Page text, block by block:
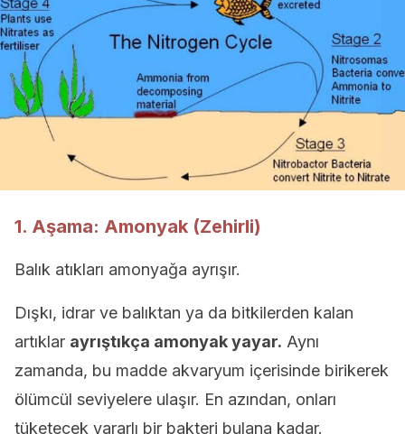
1. Aşama: Amonyak (Zehirli)
Balık atıkları amonyağa ayrışır.
Dışkı, idrar ve balıktan ya da bitkilerden kalan
artıklar ayrıştıkça amonyak yayar. Aynı
zamanda, bu madde akvaryum içerisinde birikerek
ölümcül seviyelere ulaşır. En azından, onları
tüketecek yararlı bir bakteri bulana kadar.